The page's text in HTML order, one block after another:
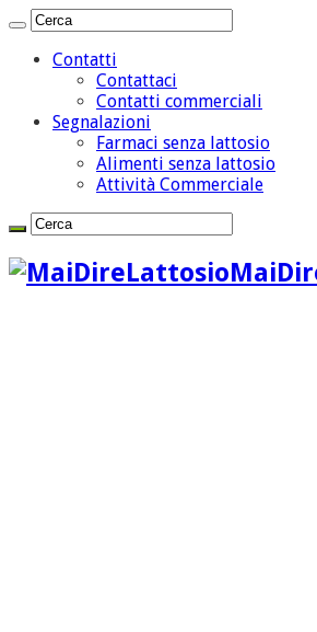
Contatti
Contattaci
Contatti commerciali
Segnalazioni
Farmaci senza lattosio
Alimenti senza lattosio
Attività Commerciale